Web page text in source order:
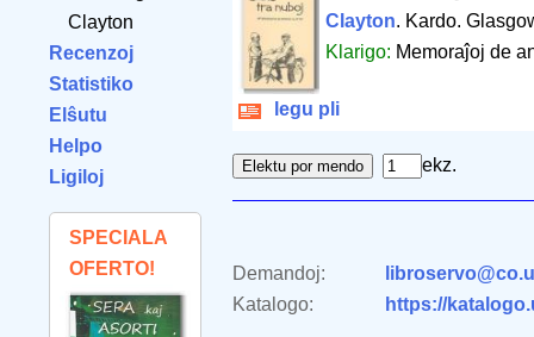
Clayton
Recenzoj
Statistiko
Elŝutu
Helpo
Ligiloj
SPECIALA
OFERTO!
Clayton. Kardo.
Klarigo: Memoraĵoj de
legu pli
ekz.
Demandoj:
Katalogo:
https://